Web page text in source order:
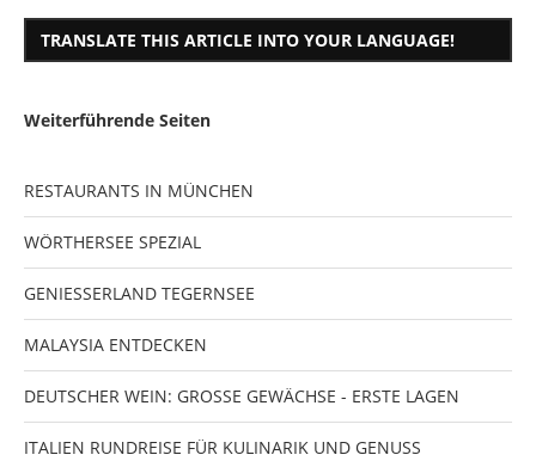
TRANSLATE THIS ARTICLE INTO YOUR LANGUAGE!
Weiterführende Seiten
RESTAURANTS IN MÜNCHEN
WÖRTHERSEE SPEZIAL
GENIESSERLAND TEGERNSEE
MALAYSIA ENTDECKEN
DEUTSCHER WEIN: GROSSE GEWÄCHSE - ERSTE LAGEN
ITALIEN RUNDREISE FÜR KULINARIK UND GENUSS